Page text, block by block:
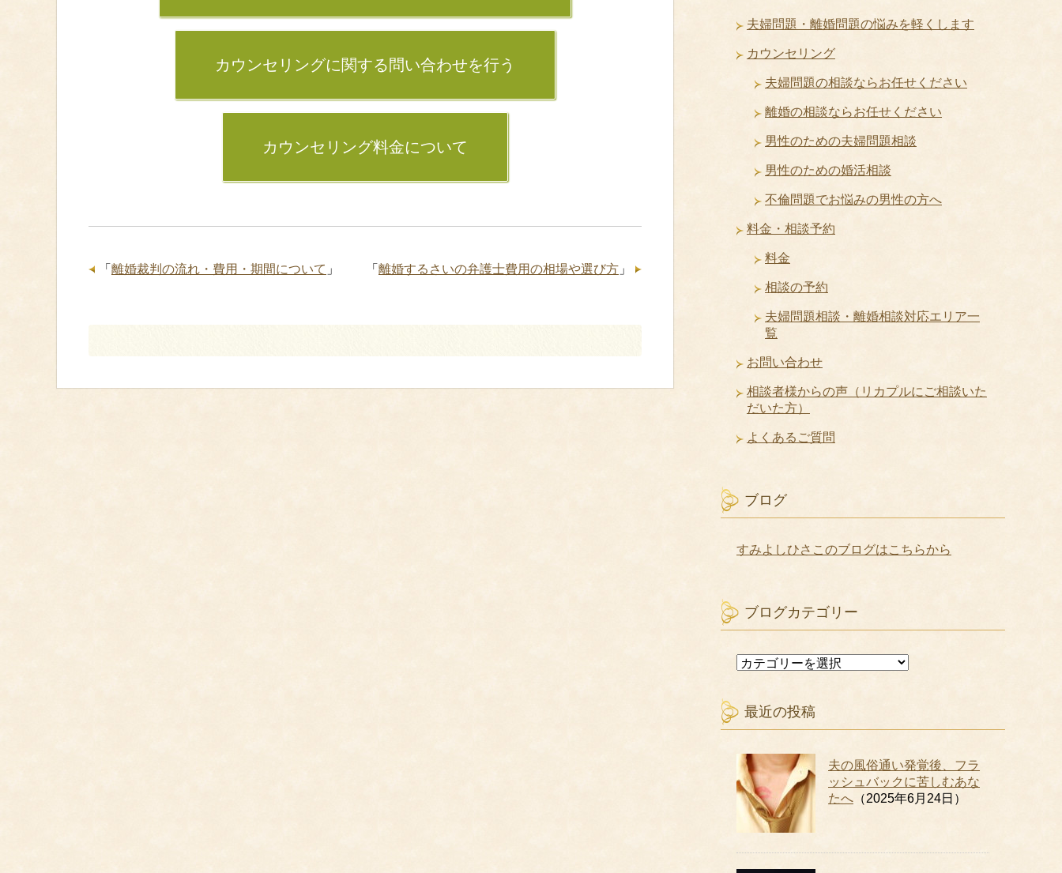
カウンセリングに関する問い合わせを行う
カウンセリング料金について
「 離婚するさいの弁護士費用の相場や選び方 」
「 離婚裁判の流れ・費用・期間について 」
夫婦問題・離婚問題の悩みを軽くします
カウンセリング
夫婦問題の相談ならお任せください
離婚の相談ならお任せください
男性のための夫婦問題相談
男性のための婚活相談
不倫問題でお悩みの男性の方へ
料金・相談予約
料金
相談の予約
夫婦問題相談・離婚相談対応エリア一
覧
お問い合わせ
相談者様からの声（リカプルにご相談いた
だいた方）
よくあるご質問
ブログ
すみよしひさこのブログはこちらから
ブログカテゴリー
ブ
カ
テ
リ
ー
最近の投稿
夫の風俗通い発覚後、フラ
ッシュバックに苦しむあな
たへ （2025年6月24日）